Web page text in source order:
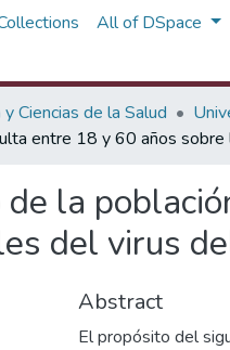
All of DSpace
y Ciencias de la Salud
entre 18 y 60 años
la
del virus
Abstract
El propósito del